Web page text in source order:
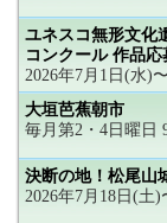
ユネスコ無形文化
コンクール 作品応
2026年7月1日(水)
大垣芭蕉朝市
毎月第2・4日曜日
決断の地！松尾山
2026年7月18日(土)